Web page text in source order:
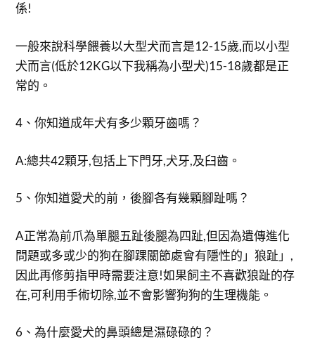
係!
一般來說科學餵養以大型犬而言是12-15歲,而以小型
犬而言(低於12KG以下我稱為小型犬)15-18歲都是正
常的。
4、你知道成年犬有多少顆牙齒嗎？
A:總共42顆牙,包括上下門牙,犬牙,及臼齒。
5、你知道愛犬的前，後腳各有幾顆腳趾嗎？
A正常為前爪為單腿五趾後腿為四趾,但因為遺傳進化
問題或多或少的狗在腳踝關節處會有隱性的」狼趾」,
因此再修剪指甲時需要注意!如果飼主不喜歡狼趾的存
在,可利用手術切除,並不會影響狗狗的生理機能。
6、為什麼愛犬的鼻頭總是濕碌碌的？